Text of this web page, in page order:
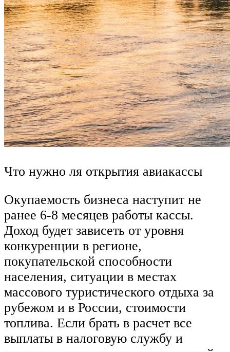
Что нужно ля открытия авиакассы
Окупаемость бизнеса наступит не
ранее 6-8 месяцев работы кассы.
Доход будет зависеть от уровня
конкуренции в регионе,
покупательской способности
населения, ситуации в местах
массового туристического отдыха за
рубежом и в России, стоимости
топлива. Если брать в расчет все
выплаты в налоговую службу и